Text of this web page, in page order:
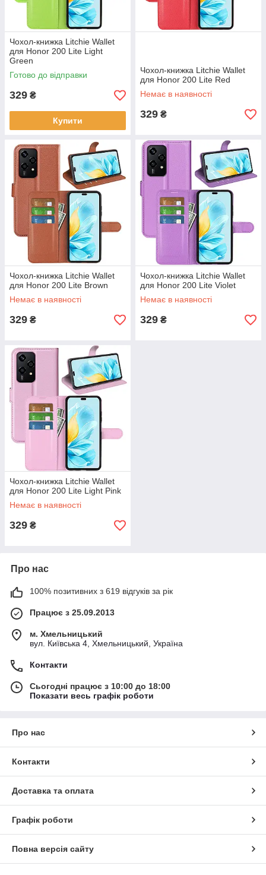
Чохол-книжка Litchie Wallet
для Honor 200 Lite Light
Green
Готово до відправки
329 ₴
Купити
Чохол-книжка Litchie Wallet
для Honor 200 Lite Red
Немає в наявності
329 ₴
Чохол-книжка Litchie Wallet
для Honor 200 Lite Brown
Немає в наявності
329 ₴
Чохол-книжка Litchie Wallet
для Honor 200 Lite Violet
Немає в наявності
329 ₴
Чохол-книжка Litchie Wallet
для Honor 200 Lite Light Pink
Немає в наявності
329 ₴
Про нас
100% позитивних з 619 відгуків за рік
Працює з 25.09.2013
м. Хмельницький
вул. Київська 4, Хмельницький, Україна
Контакти
Сьогодні працює з 10:00 до 18:00
Показати весь графік роботи
Про нас
Контакти
Доставка та оплата
Графік роботи
Повна версія сайту